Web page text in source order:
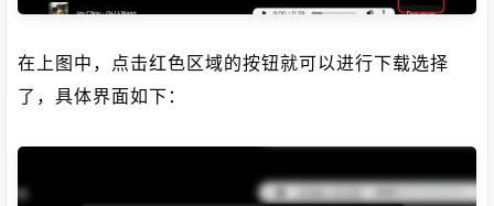
在上图中，点击红色区域的按钮就可以进行下载选择
了，具体界面如下：